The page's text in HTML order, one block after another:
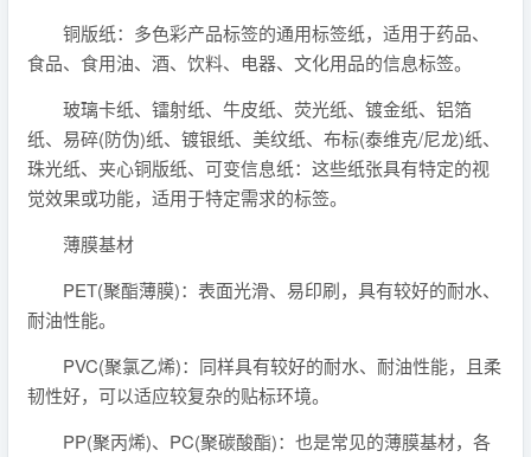
铜版纸：多色彩产品标签的通用标签纸，适用于药品、
食品、食用油、酒、饮料、电器、文化用品的信息标签。
玻璃卡纸、镭射纸、牛皮纸、荧光纸、镀金纸、铝箔
纸、易碎(防伪)纸、镀银纸、美纹纸、布标(泰维克/尼龙)纸、
珠光纸、夹心铜版纸、可变信息纸：这些纸张具有特定的视
觉效果或功能，适用于特定需求的标签。
薄膜基材
PET(聚酯薄膜)：表面光滑、易印刷，具有较好的耐水、
耐油性能。
PVC(聚氯乙烯)：同样具有较好的耐水、耐油性能，且柔
韧性好，可以适应较复杂的贴标环境。
PP(聚丙烯)、PC(聚碳酸酯)：也是常见的薄膜基材，各